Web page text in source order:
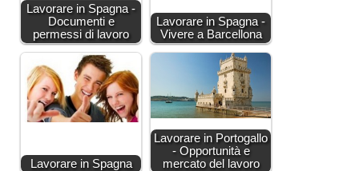
Lavorare in Spagna -
Documenti e
permessi di lavoro
Lavorare in Spagna -
Vivere a Barcellona
Lavorare in Spagna
Lavorare in Portogallo
- Opportunità e
mercato del lavoro